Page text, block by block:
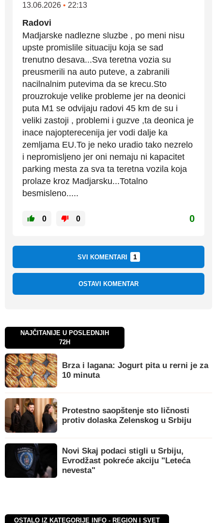
13.06.2026 • 22:13
Radovi
Madjarske nadlezne sluzbe , po meni nisu
upste promislile situaciju koja se sad
trenutno desava...Sva teretna vozia su
preusmerili na auto puteve, a zabranili
nacilnalnim putevima da se krecu.Sto
prouzrokuje velike probleme jer na deonici
puta M1 se odvijaju radovi 45 km de su i
veliki zastoji , problemi i guzve ,ta deonica je
inace najopterecenija jer vodi dalje ka
zemljama EU.To je neko uradio tako nezrelo
i nepromisljeno jer oni nemaju ni kapacitet
parking mesta za sva ta teretna vozila koja
prolaze kroz Madjarsku...Totalno
besmisleno.....
0 0 0
SVI KOMENTARI 1
OSTAVI KOMENTAR
NAJČITANIJE U POSLEDNJIH
72H
Brza i lagana: Jogurt pita u rerni je za
10 minuta
Protestno saopštenje sto ličnosti
protiv dolaska Zelenskog u Srbiju
Novi Skaj podaci stigli u Srbiju,
Evrodžast pokreće akciju "Leteća
nevesta"
OSTALO IZ KATEGORIJE INFO - REGION I SVET